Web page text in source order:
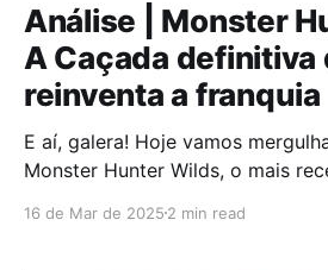
Análise | Monster
A Caçada definitiva
reinventa a franquia
E aí, galera! Hoje vamos
Monster Hunter Wilds, o mais
aberto vasto e mecânicas
16 de Mar de 2025 2 min read